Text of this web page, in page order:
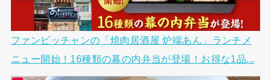
ファンビッチャンの「焼肉居酒屋 炉端あん」ランチメ
ニュー開始！16種類の幕の内弁当が登場！お得な1品...